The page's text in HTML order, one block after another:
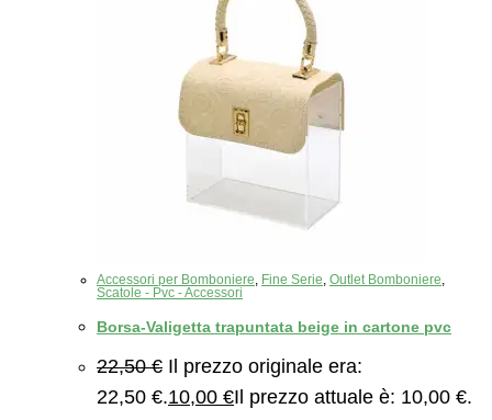
Accessori per Bomboniere Fine Serie Outlet Bomboniere
Scatole - Pvc - Accessori
Borsa-Valigetta trapuntata beige in cartone pvc
22,50€ Il prezzo originale era:
22,50 €.10,00 €Il prezzo attuale è: 10,00 €.